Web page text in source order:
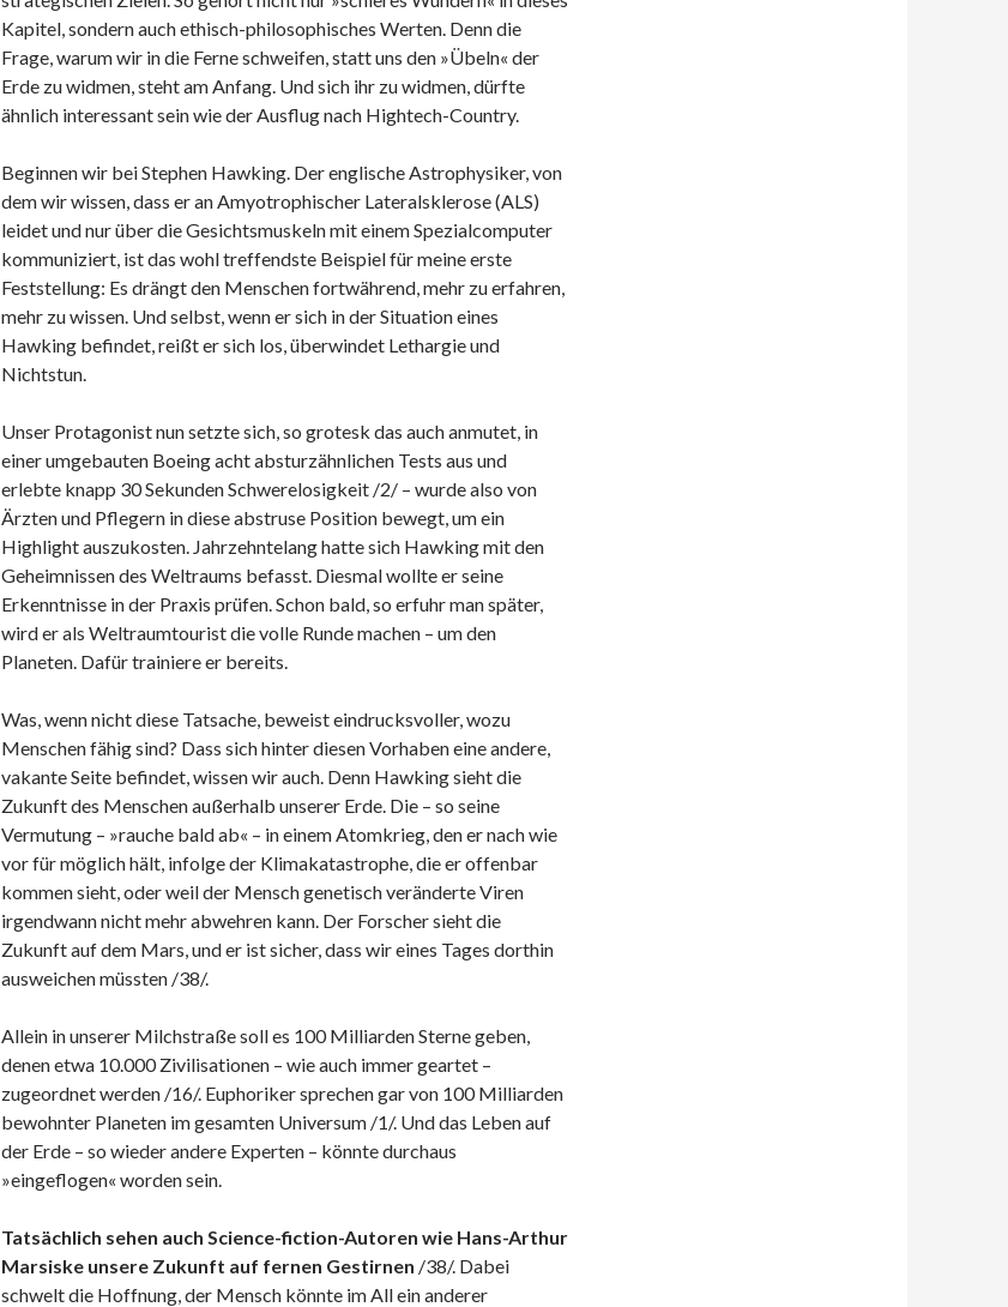
Kapitel, sondern auch ethisch-philosophisches Werten. Denn die
Frage, warum wir in die Ferne schweifen, statt uns den »Übeln« der
Erde zu widmen, steht am Anfang. Und sich ihr zu widmen, dürfte
ähnlich interessant sein wie der Ausflug nach Hightech-Country.
Beginnen wir bei Stephen Hawking. Der englische Astrophysiker, von
dem wir wissen, dass er an Amyotrophischer Lateralsklerose (ALS)
leidet und nur über die Gesichtsmuskeln mit einem Spezialcomputer
kommuniziert, ist das wohl treffendste Beispiel für meine erste
Feststellung: Es drängt den Menschen fortwährend, mehr zu erfahren,
mehr zu wissen. Und selbst, wenn er sich in der Situation eines
Hawking befindet, reißt er sich los, überwindet Lethargie und
Nichtstun.
Unser Protagonist nun setzte sich, so grotesk das auch anmutet, in
einer umgebauten Boeing acht absturzähnlichen Tests aus und
erlebte knapp 30 Sekunden Schwerelosigkeit /2/ – wurde also von
Ärzten und Pflegern in diese abstruse Position bewegt, um ein
Highlight auszukosten. Jahrzehntelang hatte sich Hawking mit den
Geheimnissen des Weltraums befasst. Diesmal wollte er seine
Erkenntnisse in der Praxis prüfen. Schon bald, so erfuhr man später,
wird er als Weltraumtourist die volle Runde machen – um den
Planeten. Dafür trainiere er bereits.
Was, wenn nicht diese Tatsache, beweist eindrucksvoller, wozu
Menschen fähig sind? Dass sich hinter diesen Vorhaben eine andere,
vakante Seite befindet, wissen wir auch. Denn Hawking sieht die
Zukunft des Menschen außerhalb unserer Erde. Die – so seine
Vermutung – »rauche bald ab« – in einem Atomkrieg, den er nach wie
vor für möglich hält, infolge der Klimakatastrophe, die er offenbar
kommen sieht, oder weil der Mensch genetisch veränderte Viren
irgendwann nicht mehr abwehren kann. Der Forscher sieht die
Zukunft auf dem Mars, und er ist sicher, dass wir eines Tages dorthin
ausweichen müssten /38/.
Allein in unserer Milchstraße soll es 100 Milliarden Sterne geben,
denen etwa 10.000 Zivilisationen – wie auch immer geartet –
zugeordnet werden /16/. Euphoriker sprechen gar von 100 Milliarden
bewohnter Planeten im gesamten Universum /1/. Und das Leben auf
der Erde – so wieder andere Experten – könnte durchaus
»eingeflogen« worden sein.
Tatsächlich sehen auch Science-fiction-Autoren wie Hans-Arthur
Marsiske unsere Zukunft auf fernen Gestirnen /38/. Dabei
schwelt die Hoffnung, der Mensch könnte im All ein anderer